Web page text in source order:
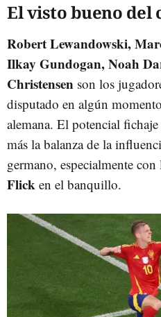
El visto bueno del
Robert Lewandowski,
Ilkay Gundogan, Noah
Christensen son los
disputado en algún
alemana. El potencial fichaje
más la balanza de la
germano, especialmente con
Flick en el banquillo.